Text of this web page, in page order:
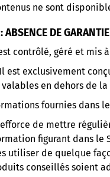
ne sont
ABSENCE DE
contrôlé, géré et mis à
est exclusivement
en dehors de la
fournies dans
de mettre
figurant dans le
utiliser de quelque
conseillés soient